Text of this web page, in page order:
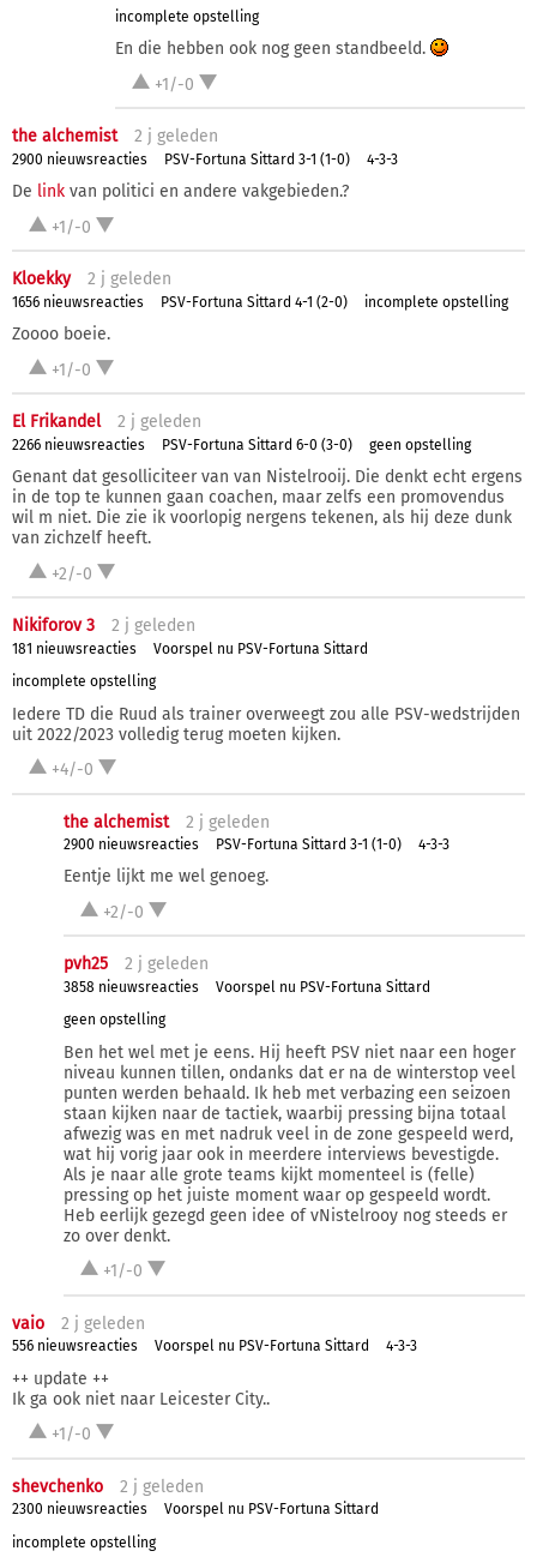
incomplete opstelling
En die hebben ook nog geen standbeeld.
+1/-0
the alchemist 2 j geleden
2900 nieuwsreacties PSV-Fortuna Sittard 3-1 (1-0) 4-3-3
De link van politici en andere vakgebieden.?
+1/-0
Kloekky 2 j geleden
1656 nieuwsreacties PSV-Fortuna Sittard 4-1 (2-0) incomplete opstelling
Zoooo boeie.
+1/-0
El Frikandel 2 j geleden
2266 nieuwsreacties PSV-Fortuna Sittard 6-0 (3-0) geen opstelling
Genant dat gesolliciteer van van Nistelrooij. Die denkt echt ergens
in de top te kunnen gaan coachen, maar zelfs een promovendus
wil m niet. Die zie ik voorlopig nergens tekenen, als hij deze dunk
van zichzelf heeft.
+2/-0
Nikiforov 3 2 j geleden
181 nieuwsreacties
Voorspel nu PSV-Fortuna Sittard
incomplete opstelling
Iedere TD die Ruud als trainer overweegt zou alle PSV-wedstrijden
uit 2022/2023 volledig terug moeten kijken.
+4/-0
the alchemist 2 j geleden
2900 nieuwsreacties PSV-Fortuna Sittard 3-1 (1-0) 4-3-3
Eentje lijkt me wel genoeg.
+2/-0
pvh25 2 j geleden
3858 nieuwsreacties
Voorspel nu PSV-Fortuna Sittard
geen opstelling
Ben het wel met je eens. Hij heeft PSV niet naar een hoger
niveau kunnen tillen, ondanks dat er na de winterstop veel
punten werden behaald. Ik heb met verbazing een seizoen
staan kijken naar de tactiek, waarbij pressing bijna totaal
afwezig was en met nadruk veel in de zone gespeeld werd,
wat hij vorig jaar ook in meerdere interviews bevestigde.
Als je naar alle grote teams kijkt momenteel is (felle)
pressing op het juiste moment waar op gespeeld wordt.
Heb eerlijk gezegd geen idee of vNistelrooy nog steeds er
zo over denkt.
+1/-0
vaio 2 j geleden
556 nieuwsreacties Voorspel nu PSV-Fortuna Sittard 4-3-3
++ update ++
Ik ga ook niet naar Leicester City..
+1/-0
shevchenko 2 j geleden
2300 nieuwsreacties
Voorspel nu PSV-Fortuna Sittard
incomplete opstelling